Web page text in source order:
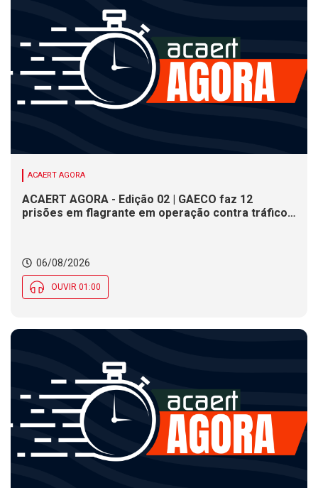
ACAERT AGORA
ACAERT AGORA - Edição 02 | GAECO faz 12
prisões em flagrante em operação contra tráfico
cerâmica em SC
06/08/2026
OUVIR 01:00